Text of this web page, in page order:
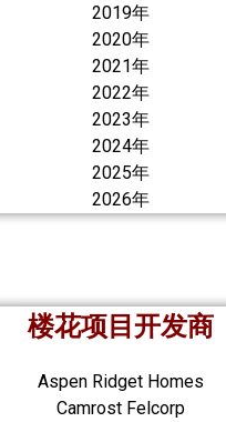
2019年
2020年
2021年
2022年
2023年
2024年
2025年
2026年
楼花项目开发商
Aspen Ridget Homes
Camrost Felcorp